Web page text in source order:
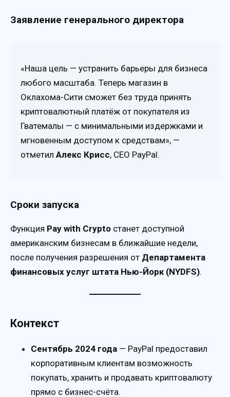
Заявление генерального директора
«Наша цель — устранить барьеры для бизнеса
любого масштаба. Теперь магазин в
Оклахома-Сити сможет без труда принять
криптовалютный платёж от покупателя из
Гватемалы — с минимальными издержками и
мгновенным доступом к средствам», —
отметил Алекс Крисс, CEO PayPal.
Сроки запуска
Функция Pay with Crypto станет доступной
американским бизнесам в ближайшие недели,
после получения разрешения от Департамента
финансовых услуг штата Нью-Йорк (NYDFS).
Контекст
Сентябрь 2024 года — PayPal предоставил
корпоративным клиентам возможность
покупать, хранить и продавать криптовалюту
прямо с бизнес-счёта.